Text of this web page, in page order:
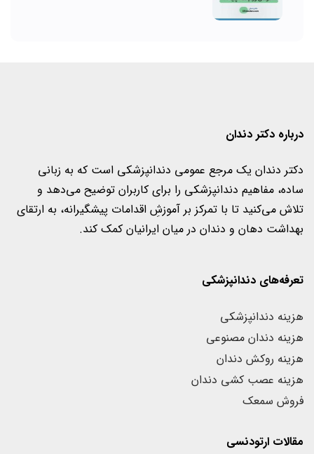
درباره دکتر دندان
دکتر دندان یک مرجع عمومی دندانپزشکی است که به زبانی
ساده، مفاهیم دندانپزشکی را برای کاربران‌ توضیح می‌دهد و
تلاش می‌کنید تا با تمرکز بر آموزشِ اقدامات پیشگیرانه، به ارتقای
بهداشت دهان و دندان در میان ایرانیان کمک کند.
تعرفه‌های دندانپزشکی
هزینه دندانپزشکی
هزینه دندان مصنوعی
هزینه روکش دندان
هزینه عصب کشی دندان
فروش سمعک
مقالات ارتودنسی